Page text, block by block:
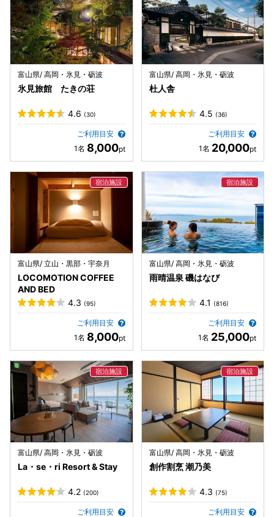
富山県/ 高岡・氷見・砺波
氷見旅館 たきの荘
4.6 (30)
ご利用目安
8,000
富山県/ 高岡・氷見・砺波
杜人舎
4.5 (36)
ご利用目安
20,000
富山県/ 立山・黒部・宇奈月
LOCOMOTION COFFEE
AND BED
4.3 (95)
ご利用目安
8,000
富山県/ 高岡・氷見・砺波
雨晴温泉 磯はなび
4.1 (816)
ご利用目安
25,000
富山県/ 高岡・氷見・砺波
La・se・ri Resort & Stay
4.2 (200)
ご利用目安
富山県/ 高岡・氷見・砺波
創作割烹 潮乃美
4.3 (75)
ご利用目安